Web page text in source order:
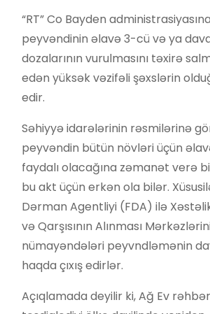
“RT” Co Bayden
peyvəndinin əlavə 3-cü və ya
dozalarının vurulmasını təxirə
edən yüksək vəzifəli şəxslərin
edir.
Səhiyyə idarələrinin rəsmilərinə
peyvəndin bütün növləri üçün
faydalı olacağına zəmanət verə
bu akt üçün erkən ola bilər.
Dərman Agentliyi (FDA) ilə
və Qarşısının Alınması
nümayəndələri peyvndləmənin
haqda çıxış edirlər.
Açıqlamada deyilir ki, Ağ Ev